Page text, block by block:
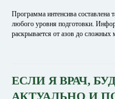
Программа интенсива составлена
любого уровня подготовки.
раскрывается от азов до сложных
ЕСЛИ Я ВРАЧ,
АКТУАЛЬНО И